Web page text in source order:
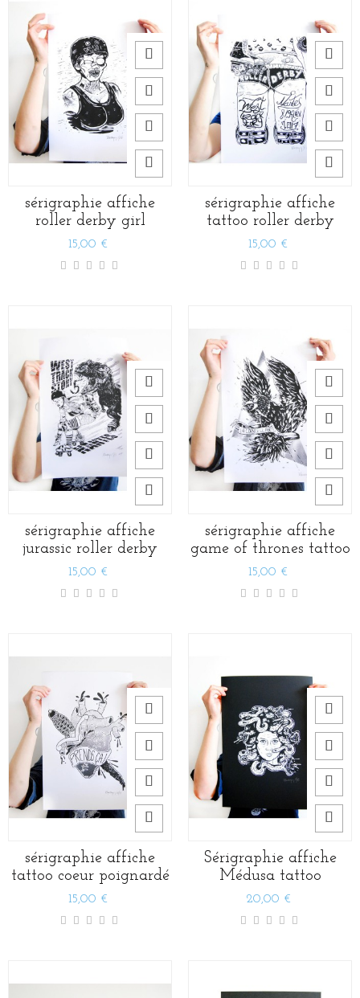
sérigraphie affiche
roller derby girl
15,00 €
sérigraphie affiche
tattoo roller derby
15,00 €
sérigraphie affiche
jurassic roller derby
15,00 €
sérigraphie affiche
game of thrones tattoo
15,00 €
sérigraphie affiche
tattoo coeur poignardé
15,00 €
Sérigraphie affiche
Médusa tattoo
20,00 €